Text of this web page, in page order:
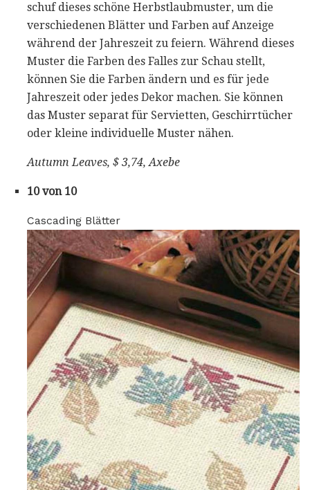
schuf dieses schöne Herbstlaubmuster, um die
verschiedenen Blätter und Farben auf Anzeige
während der Jahreszeit zu feiern. Während dieses
Muster die Farben des Falles zur Schau stellt,
können Sie die Farben ändern und es für jede
Jahreszeit oder jedes Dekor machen. Sie können
das Muster separat für Servietten, Geschirrtücher
oder kleine individuelle Muster nähen.
Autumn Leaves, $ 3,74, Axebe
10 von 10
Cascading Blätter